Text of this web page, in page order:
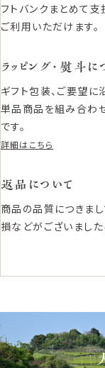
フトバンクまとめて
ご利用いただけます。
ラッピング・熨斗に
ギフト包装、ご要望に
単品商品を組み合わ
です。
詳細はこちら
返品について
商品の品質につきま
損などがございまし